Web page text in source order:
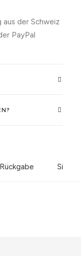
der Schweiz
PayPal